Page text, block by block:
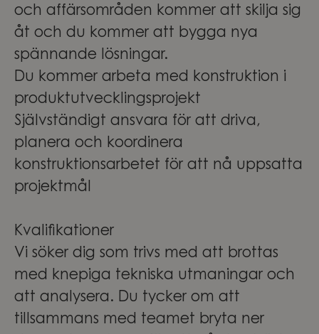
och affärsområden kommer att skilja sig
åt och du kommer att bygga nya
spännande lösningar.
Du kommer arbeta med konstruktion i
produktutvecklingsprojekt
Självständigt ansvara för att driva,
planera och koordinera
konstruktionsarbetet för att nå uppsatta
projektmål
Kvalifikationer
Vi söker dig som trivs med att brottas
med knepiga tekniska utmaningar och
att analysera. Du tycker om att
tillsammans med teamet bryta ner